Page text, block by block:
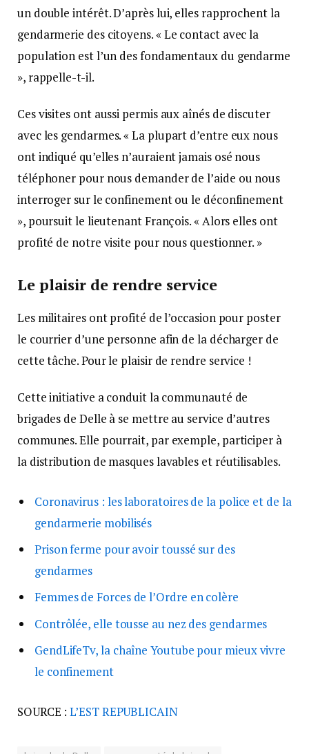
un double intérêt. D’après lui, elles rapprochent la
gendarmerie des citoyens. « Le contact avec la
population est l’un des fondamentaux du gendarme
», rappelle-t-il.
Ces visites ont aussi permis aux aînés de discuter
avec les gendarmes. « La plupart d’entre eux nous
ont indiqué qu’elles n’auraient jamais osé nous
téléphoner pour nous demander de l’aide ou nous
interroger sur le confinement ou le déconfinement
», poursuit le lieutenant François. « Alors elles ont
profité de notre visite pour nous questionner. »
Le plaisir de rendre service
Les militaires ont profité de l’occasion pour poster
le courrier d’une personne afin de la décharger de
cette tâche. Pour le plaisir de rendre service !
Cette initiative a conduit la communauté de
brigades de Delle à se mettre au service d’autres
communes. Elle pourrait, par exemple, participer à
la distribution de masques lavables et réutilisables.
Coronavirus : les laboratoires de la police et de la
gendarmerie mobilisés
Prison ferme pour avoir toussé sur des
gendarmes
Femmes de Forces de l’Ordre en colère
Contrôlée, elle tousse au nez des gendarmes
GendLifeTv, la chaîne Youtube pour mieux vivre
le confinement
SOURCE : L’EST REPUBLICAIN